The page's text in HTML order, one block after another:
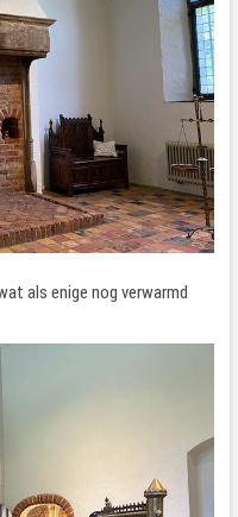
als enige nog verwarmd